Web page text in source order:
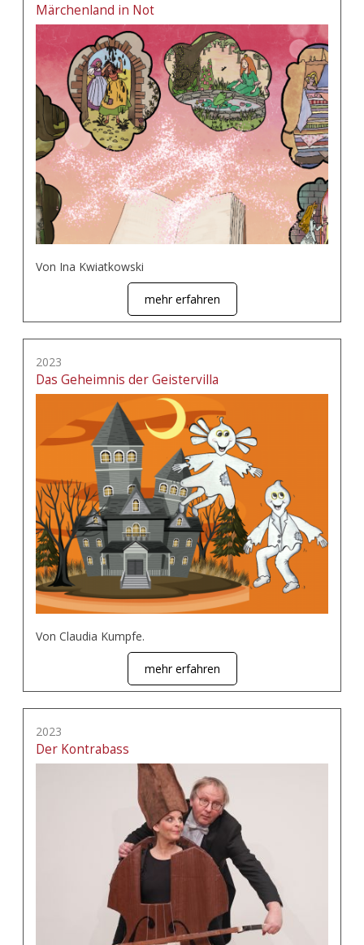
Märchenland in Not
Von Ina Kwiatkowski
mehr erfahren
2023
Das Geheimnis der Geistervilla
Von Claudia Kumpfe.
mehr erfahren
2023
Der Kontrabass